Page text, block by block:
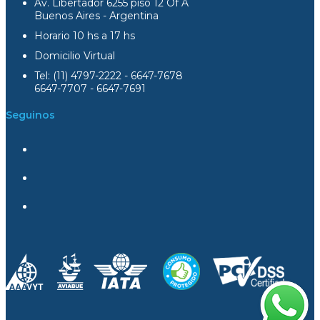
Av. Libertador 6255 piso 12 Of A
Buenos Aires - Argentina
Horario 10 hs a 17 hs
Domicilio Virtual
Tel: (11) 4797-2222 - 6647-7678
6647-7707 - 6647-7691
Seguinos